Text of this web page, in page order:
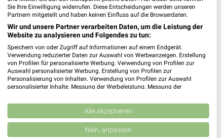
29,1 km
Dieter Knoll
Gültig bis Fr. 14.08.
29,1 km
Wohnen Spezial
Gültig bis Fr. 14.08.
REWE Thomas Philipps
Sie Ihre Einwilligung widerrufen. Diese Entscheidungen werden unseren
Partnern mitgeteilt und haben keinen Einfluss auf die Browserdaten.
Wir und unsere Partner verarbeiten Daten, um die Leistung der
Website zu analysieren und Folgendes zu tun:
Speichern von oder Zugriff auf Informationen auf einem Endgerät.
Verwendung reduzierter Daten zur Auswahl von Werbeanzeigen. Erstellung
von Profilen für personalisierte Werbung. Verwendung von Profilen zur
Auswahl personalisierter Werbung. Erstellung von Profilen zur
Personalisierung von Inhalten. Verwendung von Profilen zur Auswahl
personalisierter Inhalte. Messung der Werbeleistung. Messung der
Kombinationen von Daten aus verschiedenen Quellen. Entwicklung und
Verbesserung der Angebote. Verwendung reduzierter Daten zur Auswahl
von Inhalten.
Daten können außerhalb der Europäischen Union weitergegeben und in die
USA gesendet werden.
Alle akzeptieren
Nein, anpassen